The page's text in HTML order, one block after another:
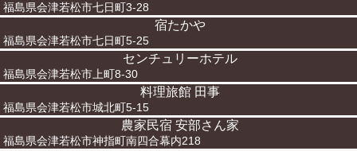
福島県会津若松市七日町3-28
宿たかや
福島県会津若松市七日町5-25
センチュリーホテル
福島県会津若松市上町8-30
料理旅館 田事
福島県会津若松市城北町5-15
農家民宿 安部さん家
福島県会津若松市神指町南四合幕内218